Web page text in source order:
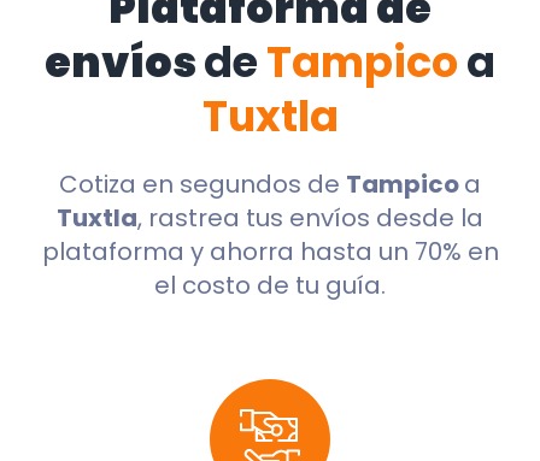
envíosdeTampicoa
Tuxtla
Cotiza en segundos de Tampicoa
Tuxtla, rastrea tus envíos desde la
plataforma y ahorra hasta un 70% en
el costo de tu guía.